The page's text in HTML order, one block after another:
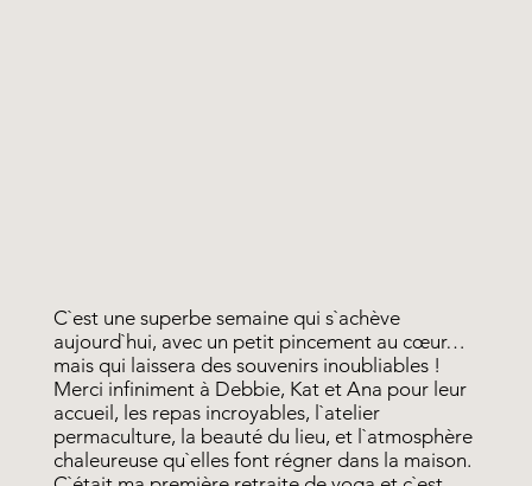
C`est une superbe semaine qui s`achève
aujourd`hui, avec un petit pincement au cœur…
mais qui laissera des souvenirs inoubliables !
Merci infiniment à Debbie, Kat et Ana pour leur
accueil, les repas incroyables, l`atelier
permaculture, la beauté du lieu, et l`atmosphère
chaleureuse qu`elles font régner dans la maison.